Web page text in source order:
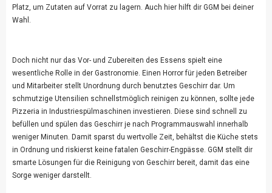
Platz, um Zutaten auf Vorrat zu lagern. Auch hier hilft dir GGM bei deiner
Wahl.
Doch nicht nur das Vor- und Zubereiten des Essens spielt eine
wesentliche Rolle in der Gastronomie. Einen Horror für jeden Betreiber
und Mitarbeiter stellt Unordnung durch benutztes Geschirr dar. Um
schmutzige Utensilien schnellstmöglich reinigen zu können, sollte jede
Pizzeria in Industriespülmaschinen investieren. Diese sind schnell zu
befüllen und spülen das Geschirr je nach Programmauswahl innerhalb
weniger Minuten. Damit sparst du wertvolle Zeit, behältst die Küche stets
in Ordnung und riskierst keine fatalen Geschirr-Engpässe. GGM stellt dir
smarte Lösungen für die Reinigung von Geschirr bereit, damit das eine
Sorge weniger darstellt.